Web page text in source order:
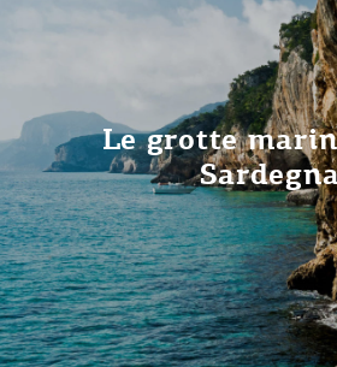
Le grotte